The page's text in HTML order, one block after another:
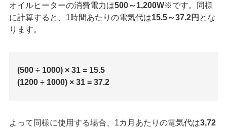
オイルヒーターの消費電力は500～1,200W※です。同様
に計算すると、1時間あたりの電気代は15.5～37.2円 とな
ります。
(500 ÷ 1000) × 31 = 15.5
(1200 ÷ 1000) × 31 = 37.2
よって同様に使用する場合、1カ月あたりの電気代は3,72